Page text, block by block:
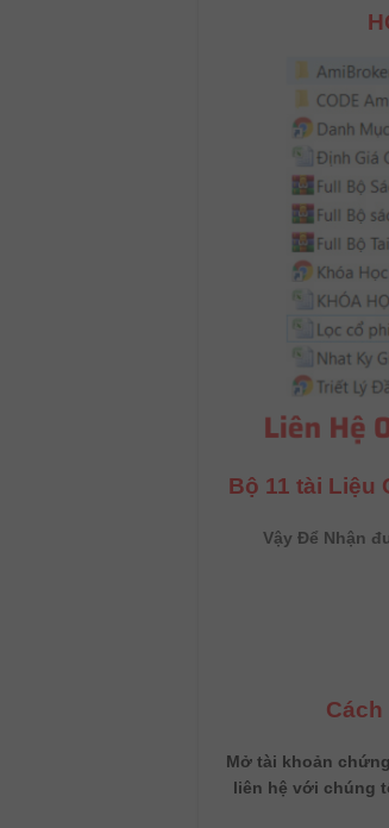
Bộ 11 tài Liệu
Vậy Để Nhận
Mở tài khoản
liên hệ với chúng